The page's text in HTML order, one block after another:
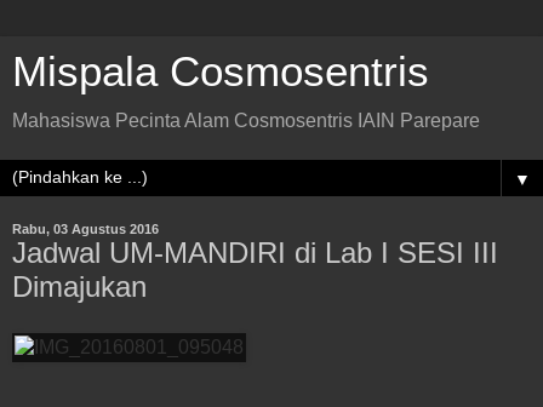
Mispala Cosmosentris
Mahasiswa Pecinta Alam Cosmosentris IAIN Parepare
▼
Rabu, 03 Agustus 2016
Jadwal UM-MANDIRI di Lab I SESI III
Dimajukan